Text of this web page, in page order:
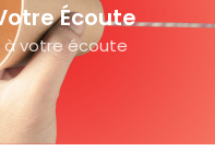
Écoute
à votre écoute